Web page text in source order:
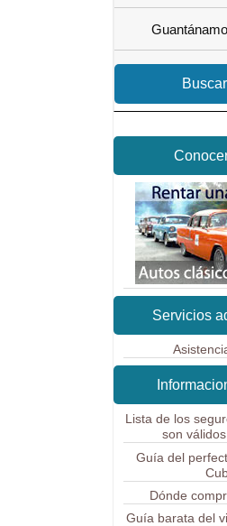
Servicios
Lista de los
son
Guía del
Dónde
Guía barata del